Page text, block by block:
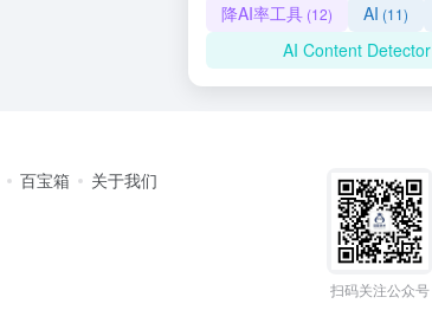
降AI率工具 (12) AI (11)
AI Content Detector
百宝箱 关于我们
扫码关注公众号